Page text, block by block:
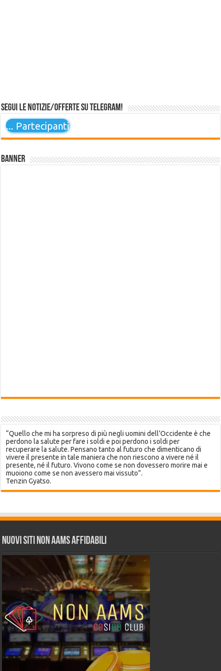
Segui le notizie/offerte su Telegram!
... Partecipanti
Banner
“Quello che mi ha sorpreso di più negli uomini dell’Occidente è che
perdono la salute per fare i soldi e poi perdono i soldi per
recuperare la salute. Pensano tanto al futuro che dimenticano di
vivere il presente in tale maniera che non riescono a vivere né il
presente, né il futuro. Vivono come se non dovessero morire mai e
muoiono come se non avessero mai vissuto”.
Tenzin Gyatso.
Nuovi siti non AAMS affidabili